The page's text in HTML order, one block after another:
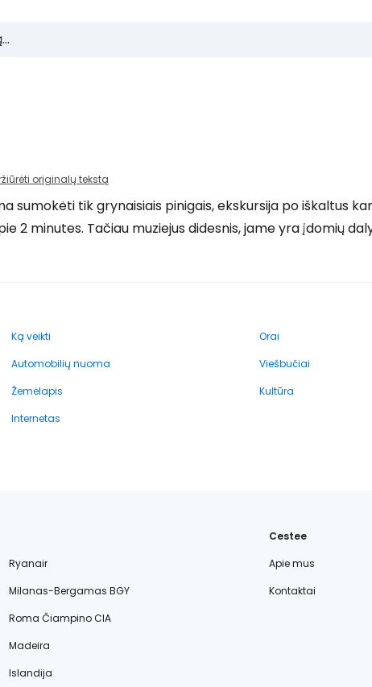
originalų tekstą
sumokėti tik grynaisiais pinigais, ekskursija po iškaltus
2 minutes. Tačiau muziejus didesnis, jame yra įdomių
Ką veikti
Orai
Automobilių nuoma
Viešbučiai
Žemėlapis
Kultūra
Internetas
Ryanair
Milanas-Bergamas BGY
Roma Čiampino CIA
Madeira
Islandija
Cestee
Apie mus
Kontaktai